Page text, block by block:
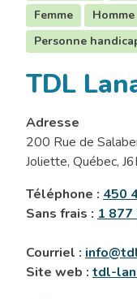
Femme
Homme
Personne
TDL
Adresse
200 Rue de
Joliette, Québec,
Téléphone : 450
Sans frais : 1
Courriel :
Site web : tdl-